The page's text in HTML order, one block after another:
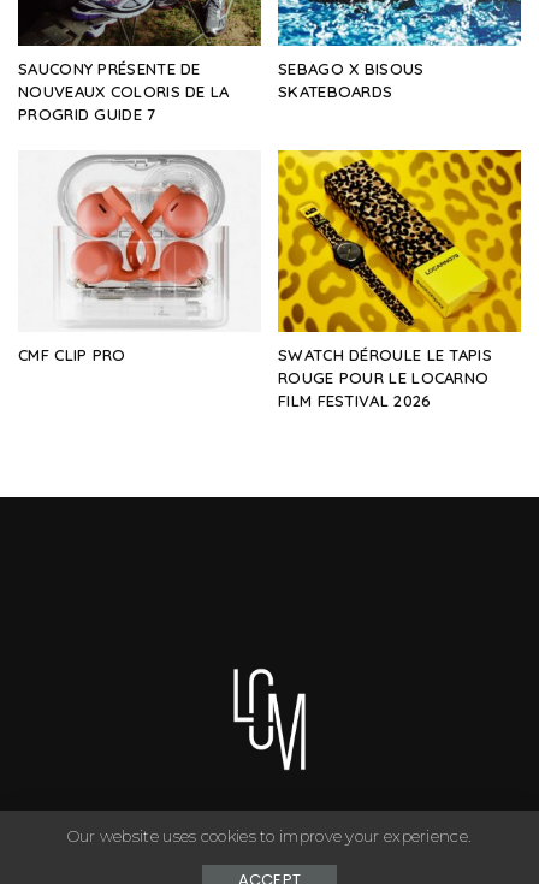
SAUCONY PRÉSENTE DE
NOUVEAUX COLORIS DE LA
PROGRID GUIDE 7
SEBAGO X BISOUS
SKATEBOARDS
CMF CLIP PRO
SWATCH DÉROULE LE TAPIS
ROUGE POUR LE LOCARNO
FILM FESTIVAL 2026
You can have anything you want in life if you dress for it. ©
Copyright Le Closet - 2024
Our website uses cookies to improve your experience.